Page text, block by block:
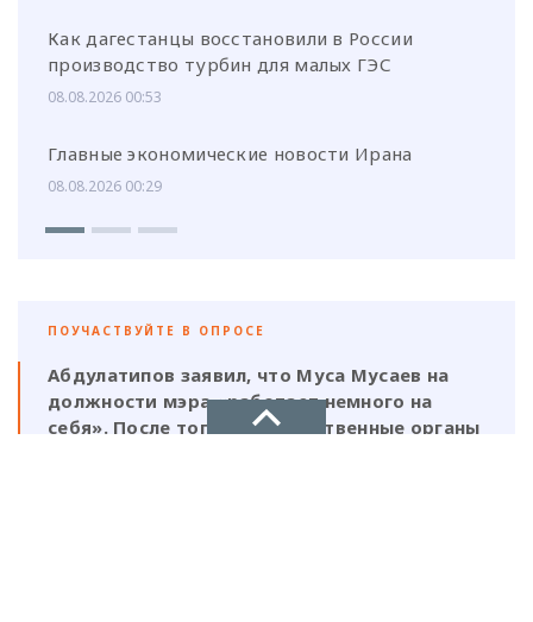
Как дагестанцы восстановили в России
производство турбин для малых ГЭС
08.08.2026 00:53
Главные экономические новости Ирана
08.08.2026 00:29
ПОУЧАСТВУЙТЕ В ОПРОСЕ
Абдулатипов заявил, что Муса Мусаев на
должности мэра «работает немного на
себя». После того, как следственные органы